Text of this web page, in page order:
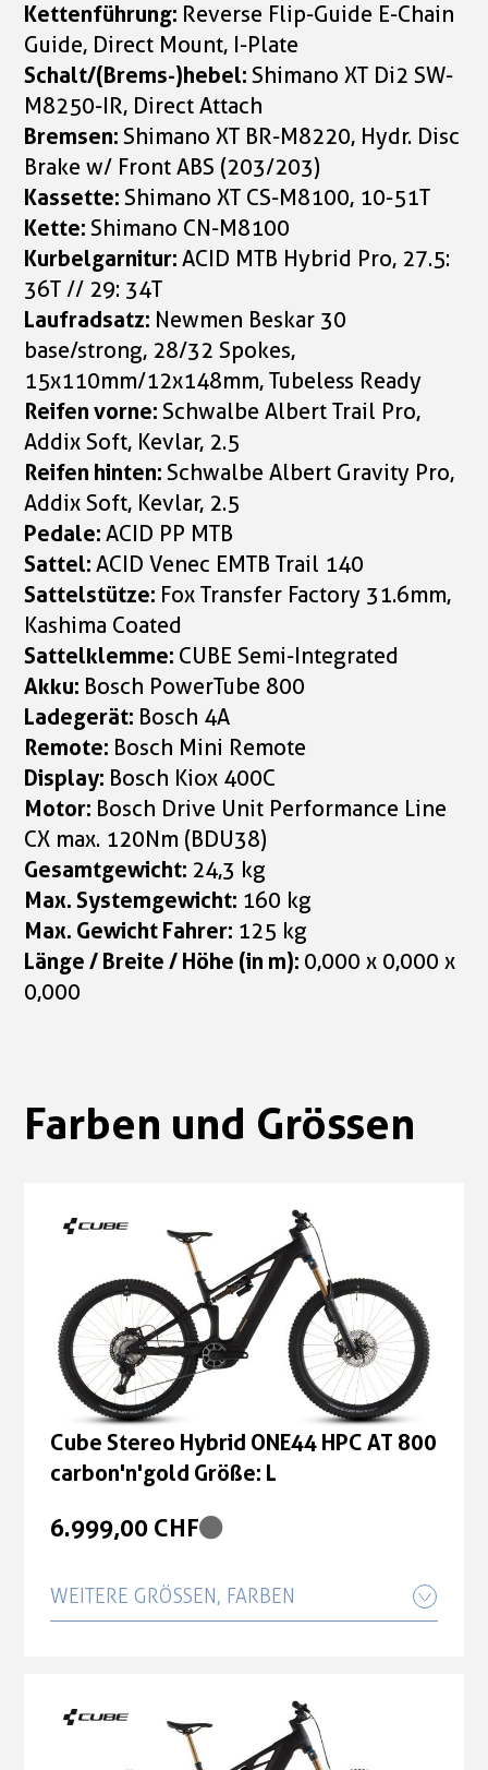
Kettenführung: Reverse Flip-Guide E-Chain
Guide, Direct Mount, I-Plate
Schalt/(Brems-)hebel:Shimano XT Di2 SW-
M8250-IR, Direct Attach
Bremsen:Shimano XT BR-M8220, Hydr. Disc
Brake w/ Front ABS (203/203)
Kassette:Shimano XT CS-M8100, 10-51T
Kette:Shimano CN-M8100
Kurbelgarnitur:ACID MTB Hybrid Pro, 27.5:
36T // 29: 34T
Laufradsatz: Newmen Beskar 30
base/strong, 28/32 Spokes,
15x110mm/12x148mm, Tubeless Ready
Reifen vorne:Schwalbe Albert Trail Pro,
Addix Soft, Kevlar, 2.5
Reifen hinten:Schwalbe Albert Gravity Pro,
Addix Soft, Kevlar, 2.5
Pedale:ACID PP MTB
Sattel:ACID Venec EMTB Trail 140
Sattelstütze: Fox Transfer Factory 31.6mm,
Kashima Coated
Sattelklemme: CUBE Semi-Integrated
Akku: Bosch PowerTube 800
Ladegerät: Bosch 4A
Remote: Bosch Mini Remote
Display: Bosch Kiox 400C
Motor: Bosch Drive Unit Performance Line
CX max. 120Nm (BDU38)
Gesamtgewicht: 24,3 kg
Max. Systemgewicht: 160 kg
Max. Gewicht Fahrer: 125 kg
Länge / Breite / Höhe (in m): 0,000 x 0,000 x
0,000
Farben und Grössen
Cube Stereo Hybrid ONE44 HPC AT 800
carbon'n'gold Größe: L
6.999,00 CHF
WEITERE GRÖSSEN, FARBEN
6.999,00 CHF